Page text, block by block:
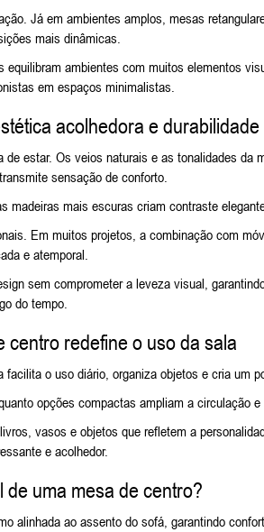
Já em ambientes amplos, mesas
mais dinâmicas.
ambientes com muitos elementos
em espaços minimalistas.
acolhedora e durabilidade
estar. Os veios naturais e as tonalidades da
sensação de conforto.
mais escuras criam contraste
Em muitos projetos, a combinação com
e atemporal.
sem comprometer a leveza visual,
do tempo.
centro redefine o uso da sala
o uso diário, organiza objetos e cria um
opções compactas ampliam a circulação
vasos e objetos que refletem a
e acolhedor.
de uma mesa de centro?
alinhada ao assento do sofá, garantindo